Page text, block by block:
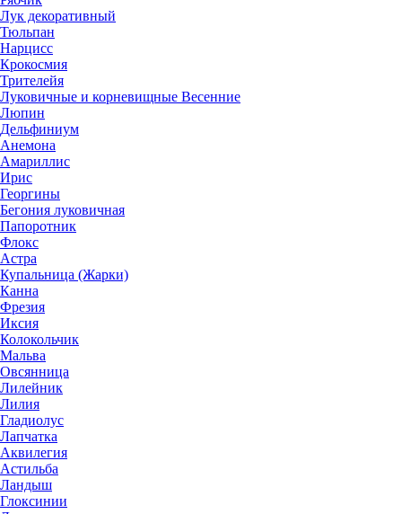
Лук декоративный
Тюльпан
Нарцисс
Крокосмия
Трителейя
Луковичные и корневищные Весенние
Люпин
Дельфиниум
Анемона
Амариллис
Ирис
Георгины
Бегония луковичная
Папоротник
Флокс
Астра
Купальница (Жарки)
Канна
Фрезия
Иксия
Колокольчик
Мальва
Овсянница
Лилейник
Лилия
Гладиолус
Лапчатка
Аквилегия
Астильба
Ландыш
Глоксинии